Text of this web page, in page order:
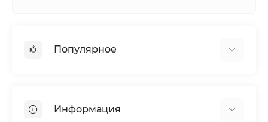
Популярное
Сушильные машины
Информация